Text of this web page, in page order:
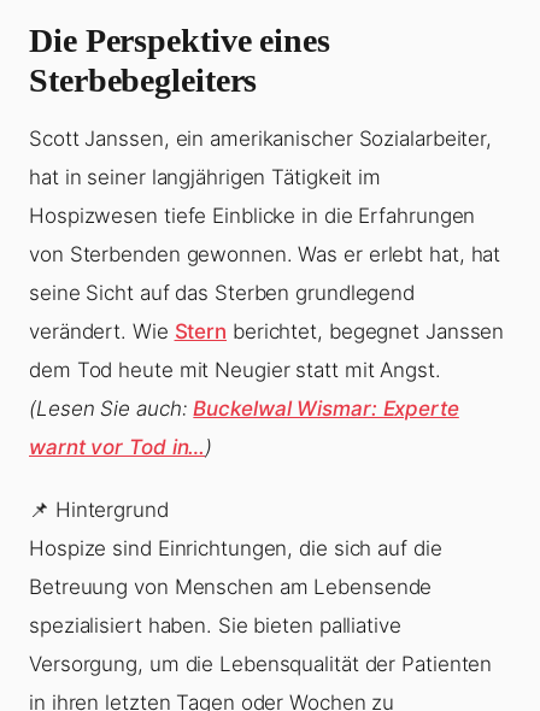
Die Perspektive eines
Sterbebegleiters
Scott Janssen, ein amerikanischer Sozialarbeiter,
hat in seiner langjährigen Tätigkeit im
Hospizwesen tiefe Einblicke in die Erfahrungen
von Sterbenden gewonnen. Was er erlebt hat, hat
seine Sicht auf das Sterben grundlegend
verändert. Wie Stern berichtet, begegnet Janssen
dem Tod heute mit Neugier statt mit Angst.
(Lesen Sie auch:Buckelwal Wismar: Experte
warnt vor Tod in… )
📌 Hintergrund
Hospize sind Einrichtungen, die sich auf die
Betreuung von Menschen am Lebensende
spezialisiert haben. Sie bieten palliative
Versorgung, um die Lebensqualität der Patienten
in ihren letzten Tagen oder Wochen zu